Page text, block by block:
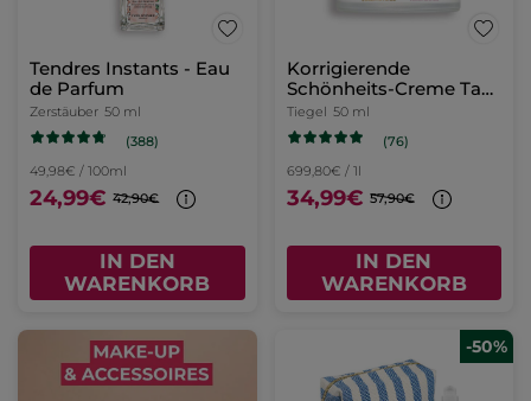
Tendres Instants - Eau
de Parfum
Zerstäuber 50 ml
(388)
49,98€ / 100ml
24,99€ 42,90€
IN DEN
WARENKORB
Korrigierende
Schönheits-Creme Tag
- Trockene Haut
Tiegel 50 ml
(76)
699,80€ / 1l
34,99€ 57,90€
IN DEN
WARENKORB
-50%